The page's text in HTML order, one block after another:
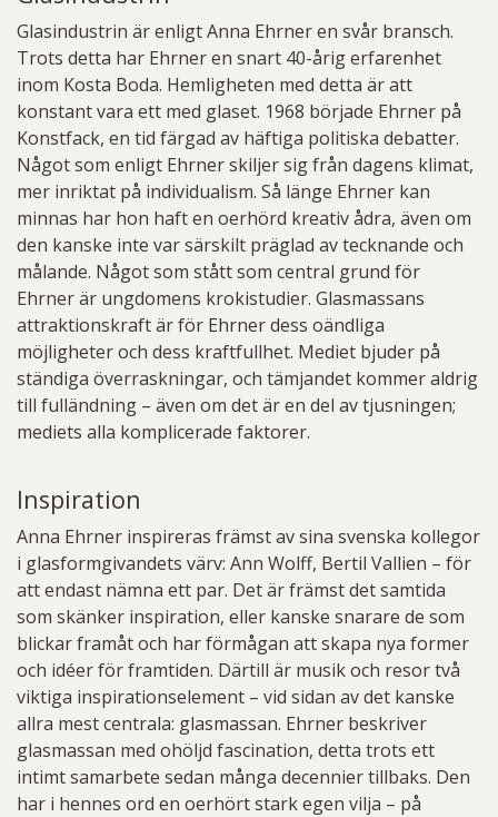
Glasindustrin är enligt Anna Ehrner en svår bransch.
Trots detta har Ehrner en snart 40-årig erfarenhet
inom Kosta Boda. Hemligheten med detta är att
konstant vara ett med glaset. 1968 började Ehrner på
Konstfack, en tid färgad av häftiga politiska debatter.
Något som enligt Ehrner skiljer sig från dagens klimat,
mer inriktat på individualism. Så länge Ehrner kan
minnas har hon haft en oerhörd kreativ ådra, även om
den kanske inte var särskilt präglad av tecknande och
målande. Något som stått som central grund för
Ehrner är ungdomens krokistudier. Glasmassans
attraktionskraft är för Ehrner dess oändliga
möjligheter och dess kraftfullhet. Mediet bjuder på
ständiga överraskningar, och tämjandet kommer aldrig
till fulländning – även om det är en del av tjusningen;
mediets alla komplicerade faktorer.
Inspiration
Anna Ehrner inspireras främst av sina svenska kollegor
i glasformgivandets värv: Ann Wolff, Bertil Vallien – för
att endast nämna ett par. Det är främst det samtida
som skänker inspiration, eller kanske snarare de som
blickar framåt och har förmågan att skapa nya former
och idéer för framtiden. Därtill är musik och resor två
viktiga inspirationselement – vid sidan av det kanske
allra mest centrala: glasmassan. Ehrner beskriver
glasmassan med ohöljd fascination, detta trots ett
intimt samarbete sedan många decennier tillbaks. Den
har i hennes ord en oerhört stark egen vilja – på